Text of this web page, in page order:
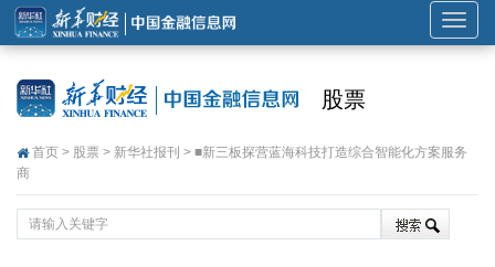
展
开
导
股票
首页 > 股票 > 新华社报刊 > ■新三板探营蓝海科技打造综合智能化方案服务
商